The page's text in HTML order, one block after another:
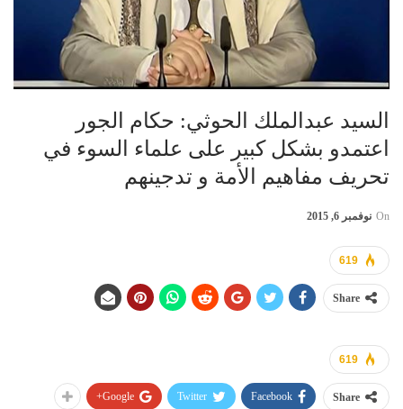
السيد عبدالملك ‫‏الحوثي‬: حكام الجور
اعتمدو بشكل كبير على علماء السوء في
تحريف مفاهيم الأمة و تدجينهم
On نوفمبر 6, 2015
619
Share
619
Share
Facebook
Twitter
Google+